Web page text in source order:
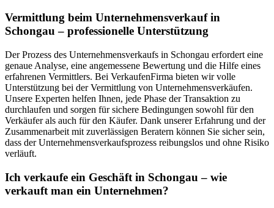
Vermittlung beim Unternehmensverkauf in
Schongau – professionelle Unterstützung
Der Prozess des Unternehmensverkaufs in Schongau erfordert eine
genaue Analyse, eine angemessene Bewertung und die Hilfe eines
erfahrenen Vermittlers. Bei VerkaufenFirma bieten wir volle
Unterstützung bei der Vermittlung von Unternehmensverkäufen.
Unsere Experten helfen Ihnen, jede Phase der Transaktion zu
durchlaufen und sorgen für sichere Bedingungen sowohl für den
Verkäufer als auch für den Käufer. Dank unserer Erfahrung und der
Zusammenarbeit mit zuverlässigen Beratern können Sie sicher sein,
dass der Unternehmensverkaufsprozess reibungslos und ohne Risiko
verläuft.
Ich verkaufe ein Geschäft in Schongau – wie
verkauft man ein Unternehmen?